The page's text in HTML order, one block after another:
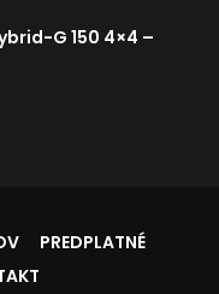
G 150 4×4 –
PREDPLATNÉ